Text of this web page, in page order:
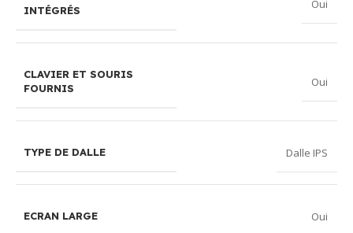
INTÉGRÉS
Oui
CLAVIER ET SOURIS
FOURNIS
Oui
TYPE DE DALLE Dalle IPS
ECRAN LARGE Oui